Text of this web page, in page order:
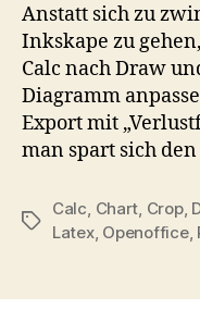
Anstatt sich zu
Inkskape zu
Calc nach Draw
Diagramm
Export mit
man spart sich
Schlagwörter
Calc Chart Crop,
Latex, Openoffice,